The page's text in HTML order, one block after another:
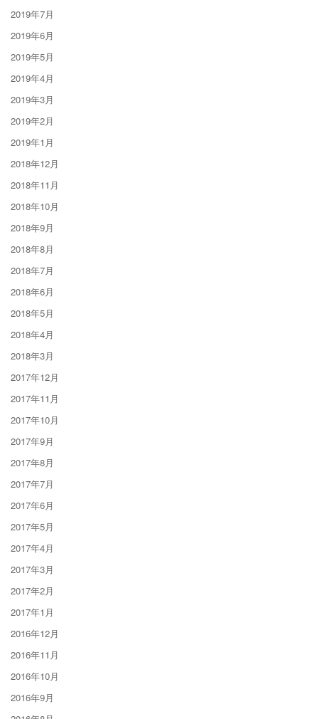
2019年7月
2019年6月
2019年5月
2019年4月
2019年3月
2019年2月
2019年1月
2018年12月
2018年11月
2018年10月
2018年9月
2018年8月
2018年7月
2018年6月
2018年5月
2018年4月
2018年3月
2017年12月
2017年11月
2017年10月
2017年9月
2017年8月
2017年7月
2017年6月
2017年5月
2017年4月
2017年3月
2017年2月
2017年1月
2016年12月
2016年11月
2016年10月
2016年9月